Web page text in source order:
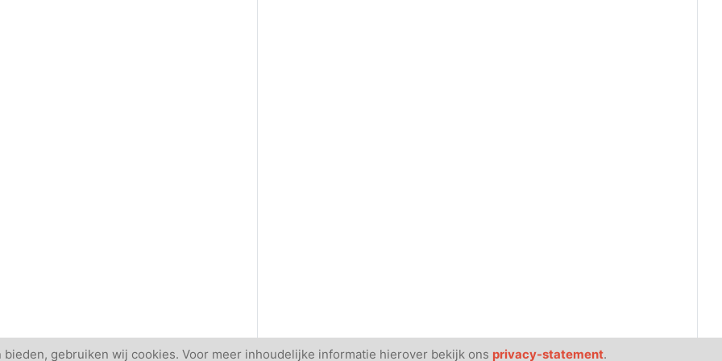
gebruiken wij cookies. Voor meer inhoudelijke informatie hierover bekijk ons privacy-statement.